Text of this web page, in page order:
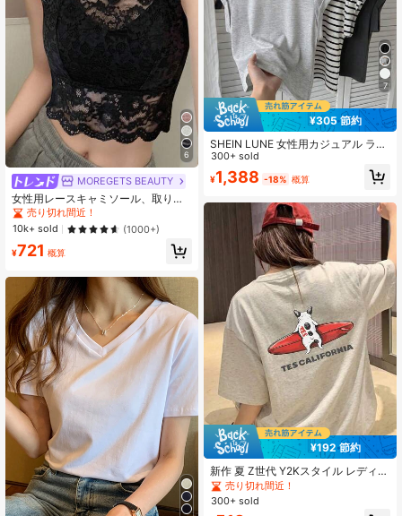
6
MOREGETS BEAUTY
女性用レースキャミソール、取り外
し可能なパッド付き、かわいい&セク
シーな無地インナー、新学期、冬、
クリスマス、春節、カジュアルブラ
ックサマーに適しています、シック&
エレガント
売り切れ間近！
10k+ sold
(1000+)
¥721 概算
7
¥305 節約
SHEIN LUNE 女性用カジュアル ラウ
ンドネック ドロップショルダー 半袖
Tシャツ 3枚セット、春夏シーズンに
適しています
300+ sold
¥1,388 -18% 概算
¥192 節約
新作 夏 Z世代 Y2Kスタイル レディー
ス おもしろ犬サーフィン柄 ラウンド
ネック 半袖Tシャツ カジュアル
売り切れ間近！
300+ sold